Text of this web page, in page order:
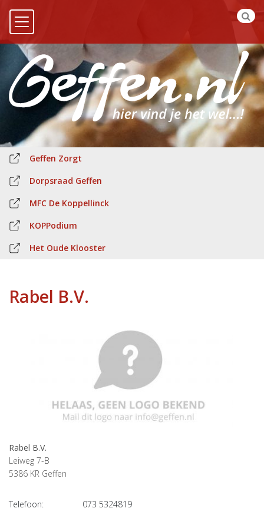
Geffen Zorgt
Dorpsraad Geffen
MFC De Koppellinck
KOPPodium
Het Oude Klooster
Rabel B.V.
Rabel B.V.
Leiweg 7-B
5386 KR Geffen
Telefoon: 073 5324819